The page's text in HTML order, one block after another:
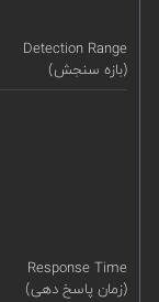
Detection Range
(بازه سنجش)
Response Time
(زمان پاسخ دهی)